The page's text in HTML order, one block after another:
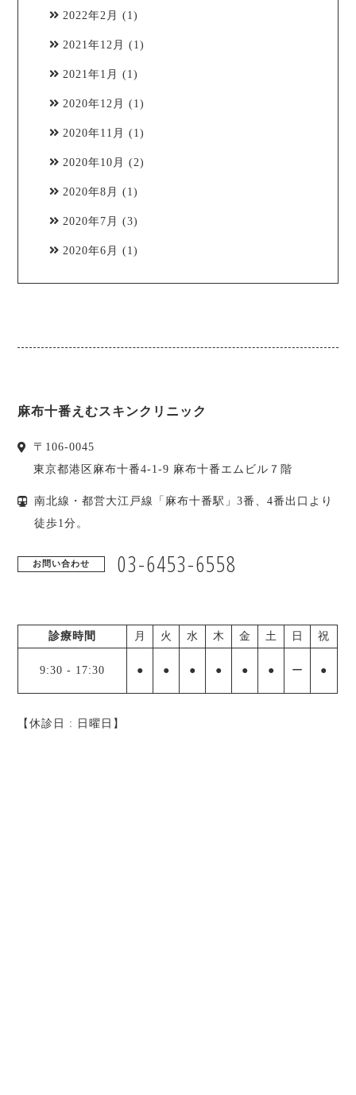
2022年2月 (1)
2021年12月 (1)
2021年1月 (1)
2020年12月 (1)
2020年11月 (1)
2020年10月 (2)
2020年8月 (1)
2020年7月 (3)
2020年6月 (1)
麻布十番えむスキンクリニック
〒 106-0045
東京都港区 麻布十番4-1-9 麻布十番エムビル７階
南北線・都営大江戸線「麻布十番駅」3番、4番出口より
徒歩1分。
お問い合わせ 03-6453-6558
診療時間 月 火 水 木 金 土 日 祝
9:30 - 17:30 ● ● ● ● ● ● ー ●
【休診日 : 日曜日 】